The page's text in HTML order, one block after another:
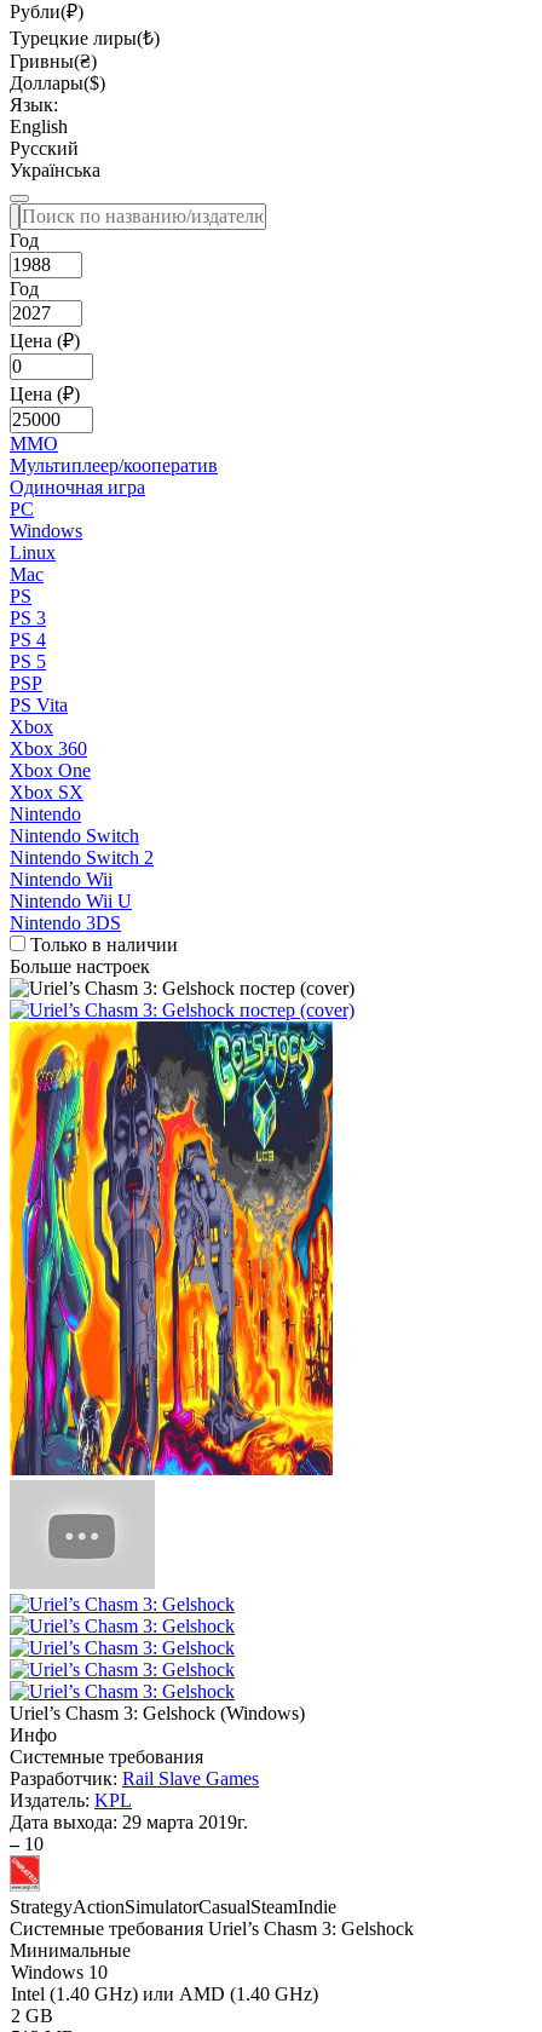
Рубли(₽)
Турецкие лиры(₺)
Гривны(₴)
Доллары($)
Язык:
English
Русский
Українська
Год
Год
Цена (₽)
Цена (₽)
MMO
Мультиплеер/кооператив
Одиночная игра
PC
Windows
Linux
Mac
PS
PS 3
PS 4
PS 5
PSP
PS Vita
Xbox
Xbox 360
Xbox One
Xbox SX
Nintendo
Nintendo Switch
Nintendo Switch 2
Nintendo Wii
Nintendo Wii U
Nintendo 3DS
Только в наличии
Больше настроек
Uriel’s Chasm 3: Gelshock (Windows)
Инфо
Системные требования
Разработчик: Rail Slave Games
Издатель: KPL
Дата выхода: 29 марта 2019г.
– 10
StrategyActionSimulatorCasualSteamIndie
Системные требования Uriel’s Chasm 3: Gelshock
Минимальные
Windows 10
Intel (1.40 GHz) или AMD (1.40 GHz)
2 GB